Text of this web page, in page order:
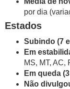
por dia
Estados
Subindo (7
Em
MS, MT, AC,
Em queda
Não